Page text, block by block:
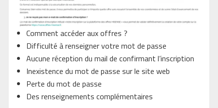
Comment accéder aux offres ?
Difficulté à renseigner votre mot de passe
Aucune réception du mail de confirmant l’inscription
Inexistence du mot de passe sur le site web
Perte du mot de passe
Des renseignements complémentaires